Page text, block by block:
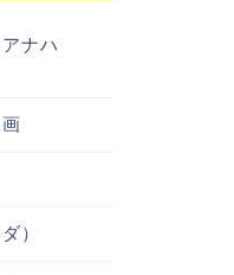
ナハ
）